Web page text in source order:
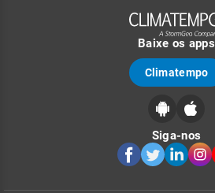
Baixe os apps
Climatempo
Siga-nos